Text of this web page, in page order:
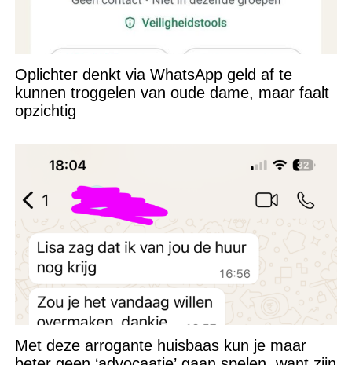
Oplichter denkt via WhatsApp geld af te
kunnen troggelen van oude dame, maar faalt
opzichtig
Met deze arrogante huisbaas kun je maar